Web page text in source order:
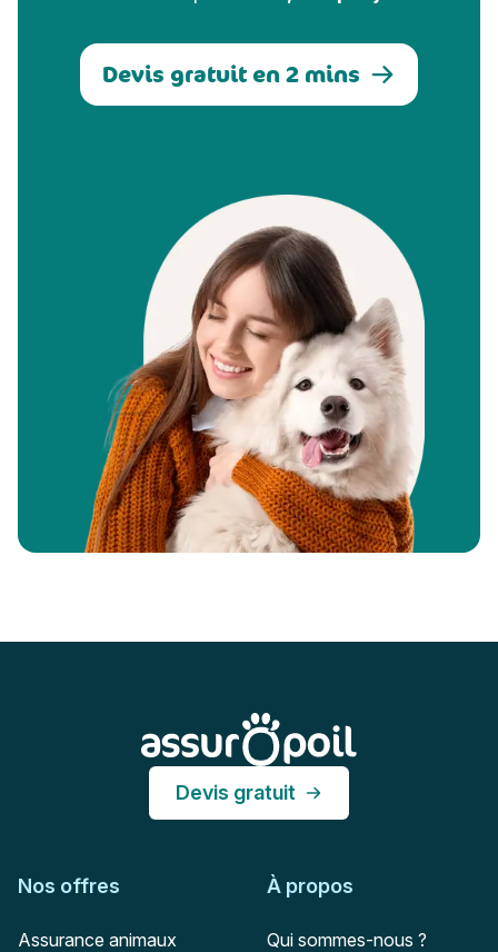
Devis gratuit en 2 mins
Devis gratuit
Nos offres
Assurance animaux
À propos
Qui sommes-nous ?